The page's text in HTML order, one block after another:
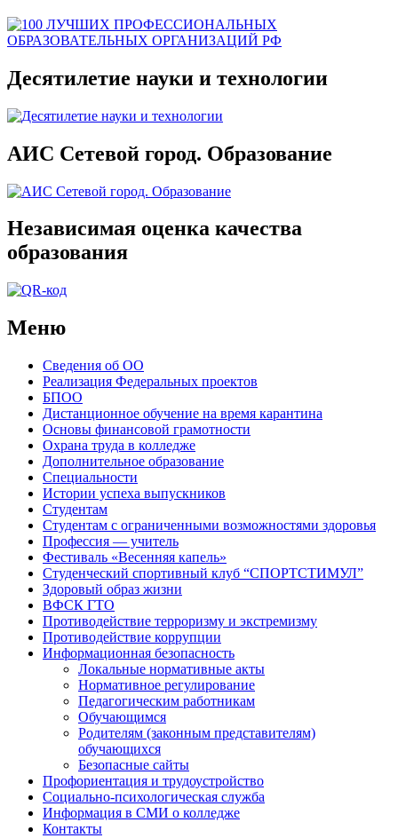
Десятилетие науки и технологии
АИС Сетевой город. Образование
Независимая оценка качества
образования
Меню
Сведения об ОО
Реализация Федеральных проектов
БПОО
Дистанционное обучение на время карантина
Основы финансовой грамотности
Охрана труда в колледже
Дополнительное образование
Специальности
Истории успеха выпускников
Студентам
Студентам с ограниченными возможностями здоровья
Профессия — учитель
Фестиваль «Весенняя капель»
Студенческий спортивный клуб “СПОРТСТИМУЛ”
Здоровый образ жизни
ВФСК ГТО
Противодействие терроризму и экстремизму
Противодействие коррупции
Информационная безопасность
Локальные нормативные акты
Нормативное регулирование
Педагогическим работникам
Обучающимся
Родителям (законным представителям)
обучающихся
Безопасные сайты
Профориентация и трудоустройство
Социально-психологическая служба
Информация в СМИ о колледже
Контакты